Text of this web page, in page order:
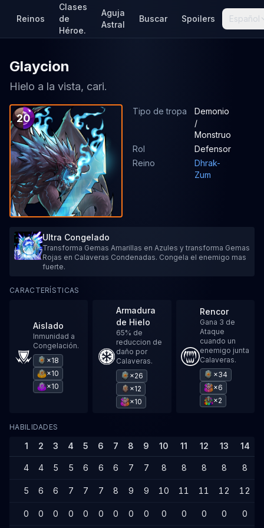
Reinos
Clases
de
Héroe.
Aguja
Astral
Buscar Spoilers Español
Glaycion
Hielo a la vista, cari.
20
Tipo de tropa
Demonio
/
Monstruo
Rol
Defensor
Reino
Dhrak-
Zum
Ultra Congelado
Transforma Gemas Amarillas en Azules y transforma Gemas
Rojas en Calaveras Condenadas. Congela el enemigo mas
fuerte.
CARACTERÍSTICAS
Aislado
Inmunidad a
Congelación.
×18
×10
×10
Armadura
de Hielo
65% de
reduccion de
daño por
Calaveras.
×26
×12
×10
Rencor
Gana 3 de
Ataque
cuando un
enemigo junta
Calaveras.
×34
×6
×2
HABILIDADES
1 2 3 4 5 6 7 8 9 10 11 12 13 14
4 4 5 5 6 6 6 7 7 8 8 8 8 8
5 6 6 7 7 7 8 9 9 10 11 11 12 12
0 0 0 0 0 0 0 0 0 0 0 0 0 0